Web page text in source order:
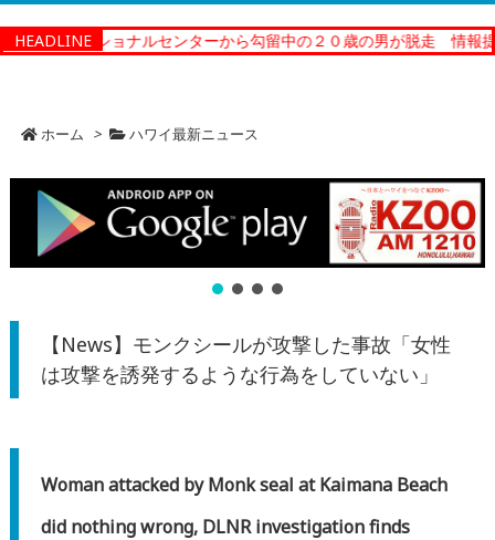
HEADLINE
ーコレクショナルセンターから勾留中の２０歳の男が脱走 情報提供
ホーム > ハワイ最新ニュース
【News】モンクシールが攻撃した事故「女性
は攻撃を誘発するような行為をしていない」
Woman attacked by Monk seal at Kaimana Beach
did nothing wrong, DLNR investigation finds